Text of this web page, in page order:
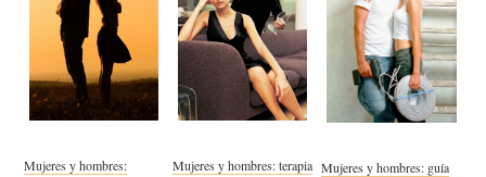
Mujeres y hombres:
Mujeres y hombres: terapia Mujeres y hombres: guía